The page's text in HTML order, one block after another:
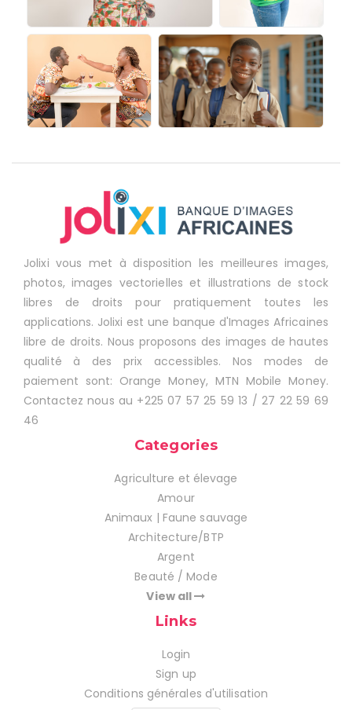
Jolixi vous met à disposition les meilleures images,
photos, images vectorielles et illustrations de stock
libres de droits pour pratiquement toutes les
applications. Jolixi est une banque d'Images Africaines
libre de droits. Nous proposons des images de hautes
qualité à des prix accessibles. Nos modes de
paiement sont: Orange Money, MTN Mobile Money.
Contactez nous au +225 07 57 25 59 13 / 27 22 59 69
46
Categories
Agriculture et élevage
Amour
Animaux | Faune sauvage
Architecture/BTP
Argent
Beauté / Mode
View all
Links
Login
Sign up
Conditions générales d'utilisation